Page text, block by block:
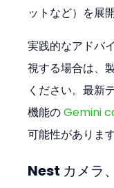
ットなど）を展
実践的なアドバ
視する場合は、
ください。最新
機能の Gemini
可能性があります
Nest カメラ